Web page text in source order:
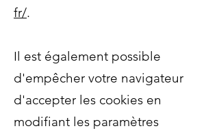
fr/.
Il est également possible
d'empêcher votre navigateur
d'accepter les cookies en
modifiant les paramètres